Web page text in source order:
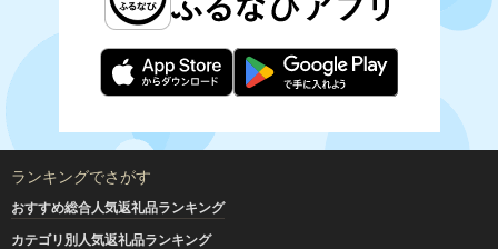
ランキングでさがす
おすすめ総合人気返礼品ランキング
カテゴリ別人気返礼品ランキング